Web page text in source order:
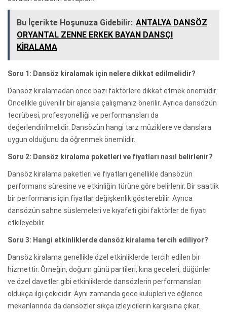
Bu İçerikte Hoşunuza Gidebilir: ANTALYA DANSÖZ
ORYANTAL ZENNE ERKEK BAYAN DANSÇI
KİRALAMA
Soru 1: Dansöz kiralamak için nelere dikkat edilmelidir?
Dansöz kiralamadan önce bazı faktörlere dikkat etmek önemlidir.
Öncelikle güvenilir bir ajansla çalışmanız önerilir. Ayrıca dansözün
tecrübesi, profesyonelliği ve performansları da
değerlendirilmelidir. Dansözün hangi tarz müziklere ve danslara
uygun olduğunu da öğrenmek önemlidir.
Soru 2: Dansöz kiralama paketleri ve fiyatları nasıl belirlenir?
Dansöz kiralama paketleri ve fiyatları genellikle dansözün
performans süresine ve etkinliğin türüne göre belirlenir. Bir saatlik
bir performans için fiyatlar değişkenlik gösterebilir. Ayrıca
dansözün sahne süslemeleri ve kıyafeti gibi faktörler de fiyatı
etkileyebilir.
Soru 3: Hangi etkinliklerde dansöz kiralama tercih ediliyor?
Dansöz kiralama genellikle özel etkinliklerde tercih edilen bir
hizmettir. Örneğin, doğum günü partileri, kına geceleri, düğünler
ve özel davetler gibi etkinliklerde dansözlerin performansları
oldukça ilgi çekicidir. Aynı zamanda gece kulüpleri ve eğlence
mekanlarında da dansözler sıkça izleyicilerin karşısına çıkar.